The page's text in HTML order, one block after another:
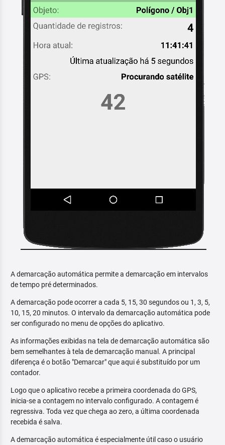
A demarcação automática permite a demarcação em intervalos
de tempo pré determinados.
A demarcação pode ocorrer a cada 5, 15, 30 segundos ou 1, 3, 5,
10, 15, 20 minutos. O intervalo da demarcação automática pode
ser configurado no menu de opções do aplicativo.
As informações exibidas na tela de demarcação automática são
bem semelhantes à tela de demarcação manual. A principal
diferença é o botão "Demarcar" que aqui é substituído por um
contador.
Logo que o aplicativo recebe a primeira coordenada do GPS,
inicia-se a contagem no intervalo configurado. A contagem é
regressiva. Toda vez que chega ao zero, a última coordenada
recebida é salva.
A demarcação automática é especialmente útil caso o usuário